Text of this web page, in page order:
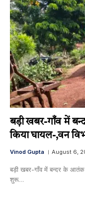
बड़ी खबर-गाँव में
किया घायल-,वन
Vinod Gupta August 6,
बड़ी खबर-गाँव में बन्दर के आतंक
शुरू…